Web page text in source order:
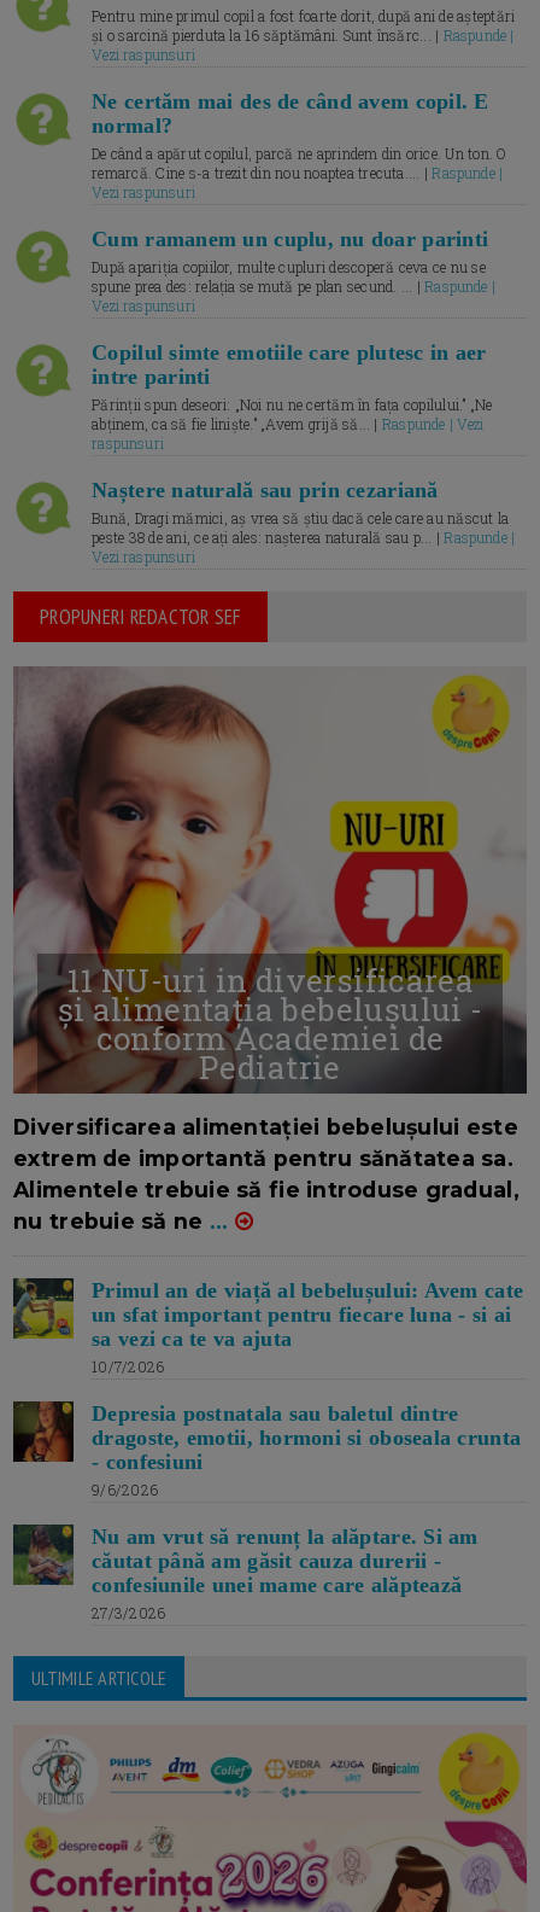
Pentru mine primul copil a fost foarte dorit, după ani de așteptări
și o sarcină pierduta la 16 săptămâni. Sunt însărc... | Raspunde |
Vezi raspunsuri
Ne certăm mai des de când avem copil. E
normal?
De când a apărut copilul, parcă ne aprindem din orice. Un ton. O
remarcă. Cine s-a trezit din nou noaptea trecuta.... |Raspunde |
Vezi raspunsuri
Cum ramanem un cuplu, nu doar parinti
După apariția copiilor, multe cupluri descoperă ceva ce nu se
spune prea des: relația se mută pe plan secund. ... |Raspunde |
Vezi raspunsuri
Copilul simte emotiile care plutesc in aer
intre parinti
Părinții spun deseori: „Noi nu ne certăm în fața copilului.” „Ne
abținem, ca să fie liniște.” „Avem grijă să... | Raspunde | Vezi
raspunsuri
Naștere naturală sau prin cezariană
Bună, Dragi mămici, aș vrea să știu dacă cele care au născut la
peste 38 de ani, ce ați ales: nașterea naturală sau p... |Raspunde |
Vezi raspunsuri
PROPUNERI REDACTOR SEF
11 NU-uri in diversificarea
și alimentația bebelușului -
conform Academiei de
Pediatrie
Diversificarea alimentației bebelușului este
extrem de importantă pentru sănătatea sa.
Alimentele trebuie să fie introduse gradual,
nu trebuie să ne ...
Primul an de viață al bebelușului: Avem cate
un sfat important pentru fiecare luna - si ai
sa vezi ca te va ajuta
10/7/2026
Depresia postnatala sau baletul dintre
dragoste, emotii, hormoni si oboseala crunta
- confesiuni
9/6/2026
Nu am vrut să renunț la alăptare. Si am
căutat până am găsit cauza durerii -
confesiunile unei mame care alăptează
27/3/2026
ULTIMILE ARTICOLE